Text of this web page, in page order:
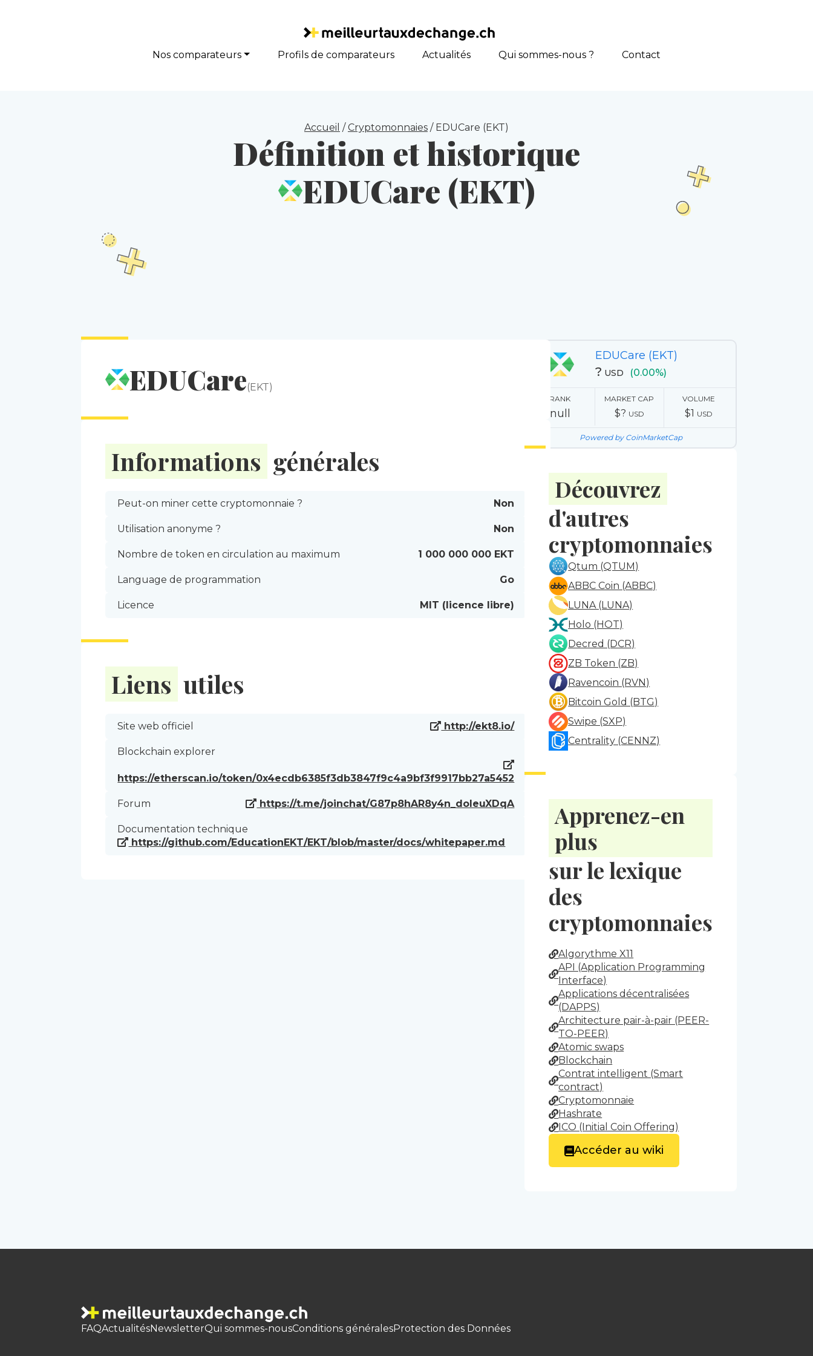
Nos comparateurs Profils de comparateurs Actualités Qui sommes-nous ? Contact
Accueil /Cryptomonnaies / EDUCare (EKT)
Définition et historique
EDUCare (EKT)
EDUCare(EKT)
Informations générales
Peut-on miner cette cryptomonnaie ? Non
Utilisation anonyme ? Non
Nombre de token en circulation au maximum 1 000 000 000 EKT
Language de programmation Go
Licence MIT (licence libre)
Liens utiles
Site web officiel http://ekt8.io/
Blockchain explorer
https://etherscan.io/token/0x4ecdb6385f3db3847f9c4a9bf3f9917bb27a5452
Forum https://t.me/joinchat/G87p8hAR8y4n_doleuXDqA
Documentation technique
https://github.com/EducationEKT/EKT/blob/master/docs/whitepaper.md
EDUCare (EKT)
? USD (0.00%)
RANK
null
MARKET CAP
$? USD
VOLUME
$1 USD
Powered by CoinMarketCap
Découvrez
d'autres
cryptomonnaies
Qtum (QTUM)
ABBC Coin (ABBC)
LUNA (LUNA)
Holo (HOT)
Decred (DCR)
ZB Token (ZB)
Ravencoin (RVN)
Bitcoin Gold (BTG)
Swipe (SXP)
Centrality (CENNZ)
Apprenez-en
plus
sur le lexique
des
cryptomonnaies
Algorythme X11
API (Application Programming
Interface)
Applications décentralisées
(DAPPS)
Architecture pair-à-pair (PEER-
TO-PEER)
Atomic swaps
Blockchain
Contrat intelligent (Smart
contract)
Cryptomonnaie
Hashrate
ICO (Initial Coin Offering)
Accéder au wiki
FAQActualitésNewsletterQui sommes-nousConditions généralesProtection des Données